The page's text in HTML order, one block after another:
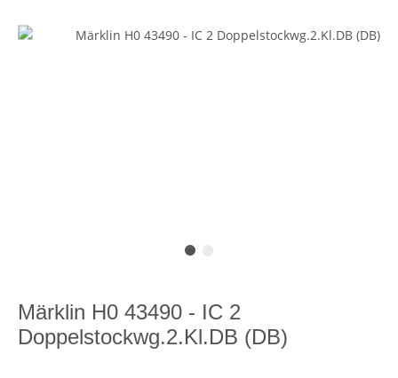
Märklin H0 43490 - IC 2
Doppelstockwg.2.Kl.DB (DB)